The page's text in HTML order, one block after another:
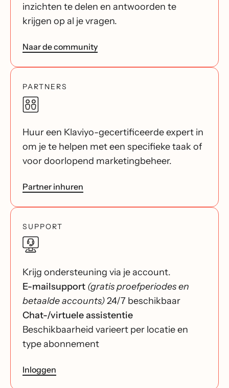
inzichten te delen en antwoorden te
krijgen op al je vragen.
Naar de community
PARTNERS
Huur een Klaviyo-gecertificeerde expert in
om je te helpen met een specifieke taak of
voor doorlopend marketingbeheer.
Partner inhuren
SUPPORT
Krijg ondersteuning via je account.
E-mailsupport (gratis proefperiodes en
betaalde accounts)24/7 beschikbaar
Chat-/virtuele assistentie
Beschikbaarheid varieert per locatie en
type abonnement
Inloggen